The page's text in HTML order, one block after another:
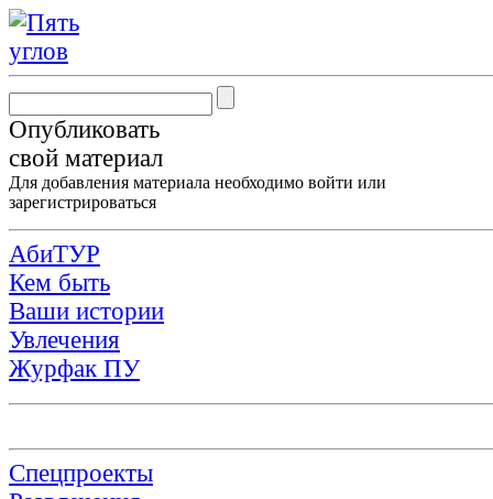
Опубликовать
свой материал
Для добавления материала необходимо войти или
зарегистрироваться
АбиТУР
Кем быть
Ваши истории
Увлечения
Журфак ПУ
Спецпроекты